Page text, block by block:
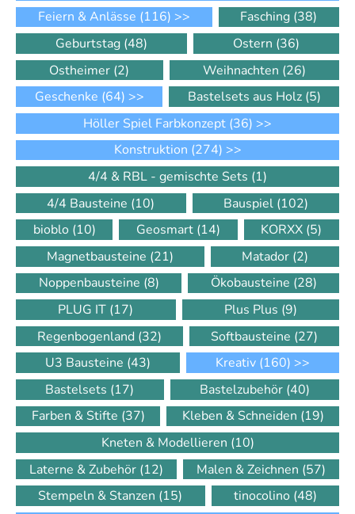
Feiern & Anlässe (116) >> Fasching (38)
Geburtstag (48) Ostern (36)
Ostheimer (2) Weihnachten (26)
Geschenke (64) >> Bastelsets aus Holz (5)
Höller Spiel Farbkonzept (36) >>
Konstruktion (274) >>
4/4 & RBL - gemischte Sets (1)
4/4 Bausteine (10) Bauspiel (102)
bioblo (10) Geosmart (14) KORXX (5)
Magnetbausteine (21) Matador (2)
Noppenbausteine (8) Ökobausteine (28)
PLUG IT (17) Plus Plus (9)
Regenbogenland (32) Softbausteine (27)
U3 Bausteine (43) Kreativ (160) >>
Bastelsets (17) Bastelzubehör (40)
Farben & Stifte (37) Kleben & Schneiden (19)
Kneten & Modellieren (10)
Laterne & Zubehör (12) Malen & Zeichnen (57)
Stempeln & Stanzen (15) tinocolino (48)